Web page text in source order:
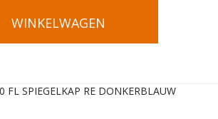
WINKELWAGEN
FL SPIEGELKAP RE DONKERBLAUW